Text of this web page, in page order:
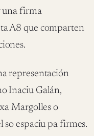
una firma
A8 que comparten
representación
Inaciu Galán,
Margolles o
so espaciu pa firmes.